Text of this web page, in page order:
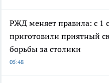
РЖД меняет правила: с 1
приготовили приятный
борьбы за столики
05:48